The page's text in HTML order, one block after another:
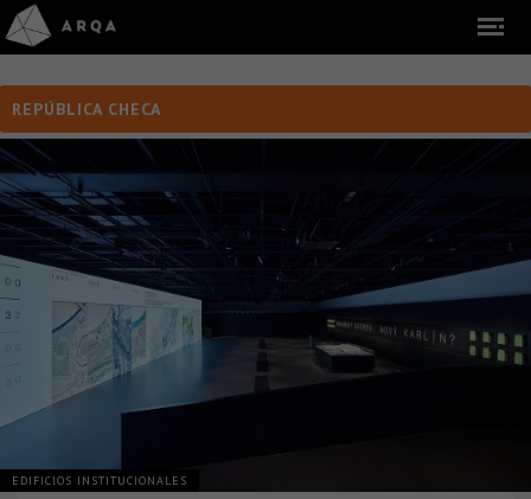
REPÚBLICA CHECA
EDIFICIOS INSTITUCIONALES